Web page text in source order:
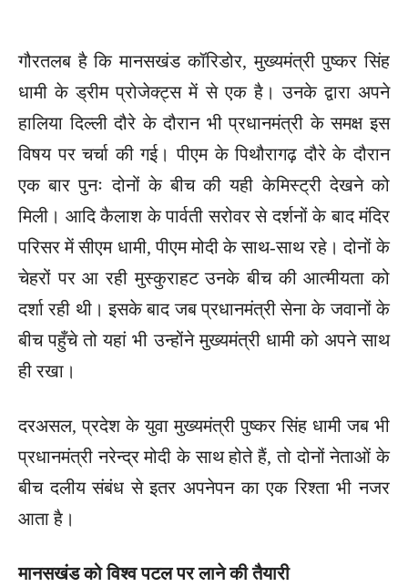
गौरतलब है कि मानसखंड कॉरिडोर, मुख्यमंत्री पुष्कर सिंह
धामी के ड्रीम प्रोजेक्ट्स में से एक है। उनके द्वारा अपने
हालिया दिल्ली दौरे के दौरान भी प्रधानमंत्री के समक्ष इस
विषय पर चर्चा की गई। पीएम के पिथौरागढ़ दौरे के दौरान
एक बार पुनः दोनों के बीच की यही केमिस्ट्री देखने को
मिली। आदि कैलाश के पार्वती सरोवर से दर्शनों के बाद मंदिर
परिसर में सीएम धामी, पीएम मोदी के साथ-साथ रहे। दोनों के
चेहरों पर आ रही मुस्कुराहट उनके बीच की आत्मीयता को
दर्शा रही थी। इसके बाद जब प्रधानमंत्री सेना के जवानों के
बीच पहुँचे तो यहां भी उन्होंने मुख्यमंत्री धामी को अपने साथ
ही रखा।
दरअसल, प्रदेश के युवा मुख्यमंत्री पुष्कर सिंह धामी जब भी
प्रधानमंत्री नरेन्द्र मोदी के साथ होते हैं, तो दोनों नेताओं के
बीच दलीय संबंध से इतर अपनेपन का एक रिश्ता भी नजर
आता है।
मानसखंड को विश्व पटल पर लाने की तैयारी